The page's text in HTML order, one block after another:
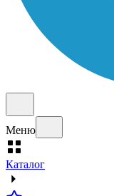
Меню
Каталог